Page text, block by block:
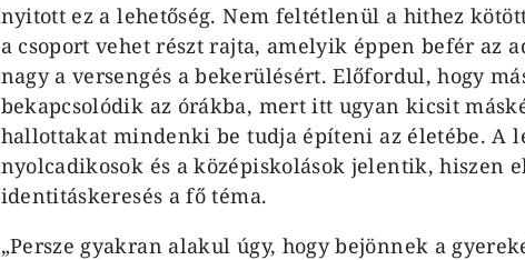
nyitott ez a lehetőség. Nem feltétlenül a hithez
a csoport vehet részt rajta, amelyik éppen befér az
nagy a versengés a bekerülésért. Előfordul, hogy
bekapcsolódik az órákba, mert itt ugyan kicsit
hallottakat mindenki be tudja építeni az életébe. A
nyolcadikosok és a középiskolások jelentik, hiszen
identitáskeresés a fő téma.
„Persze gyakran alakul úgy, hogy bejönnek a